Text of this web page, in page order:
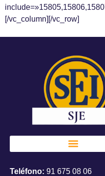
[/vc_column][/vc_row]
Teléfono: 91 675 08 06